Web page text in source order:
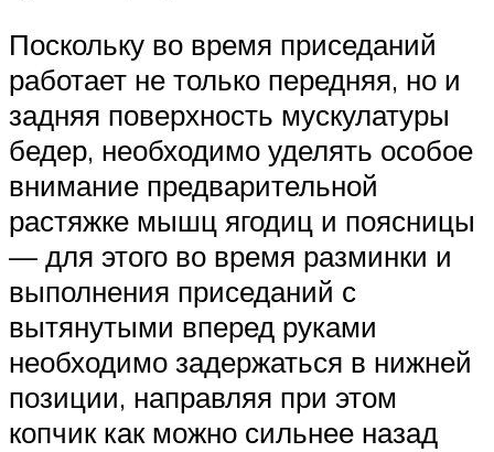
Поскольку во время приседаний
работает не только передняя, но и
задняя поверхность мускулатуры
бедер, необходимо уделять особое
внимание предварительной
растяжке мышц ягодиц и поясницы
— для этого во время разминки и
выполнения приседаний с
вытянутыми вперед руками
необходимо задержаться в нижней
позиции, направляя при этом
копчик как можно сильнее назад